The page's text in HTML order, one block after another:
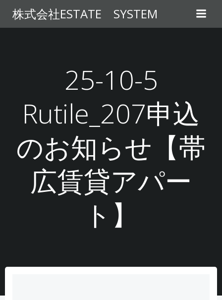
ン
テ
キ
プ
株式会社ESTATE SYSTEM
25-10-5
Rutile_207申込
のお知らせ【帯
広賃貸アパー
ト】